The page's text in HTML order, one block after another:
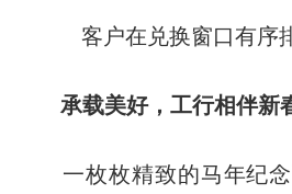
客户在兑换窗口有序
承载美好，工行相伴新
一枚枚精致的马年纪念